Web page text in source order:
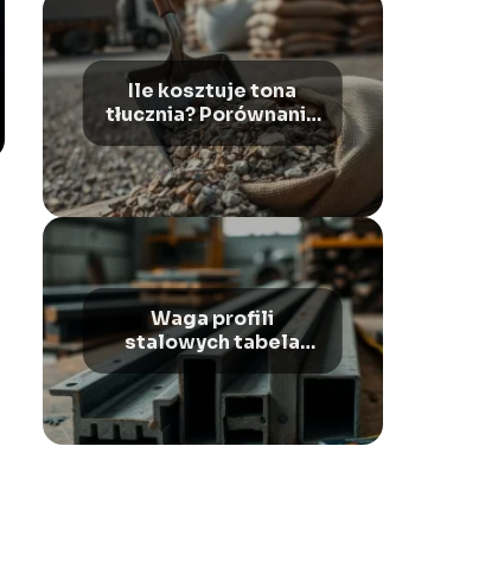
Ile kosztuje tona
tłucznia? Porównanie
cen i porady
Waga profili
stalowych tabela
mas i wymiarów